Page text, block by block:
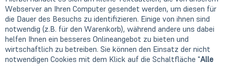
Dieses Gerät ist mit einem Aufkleber zu uns gekommen.
Dieser Aufkleber wird von uns entfernt, bevor wir das Gerät
verkaufen. Durch äußere Einflüsse, wie zum Beispiel
Sonneneinstrahlung, oder die Beschaffenheit des Klebers
kann es zu Verfärbungen der Oberfläche kommen. Es
Webserver an Ihren Computer gesendet werden, um diesen für
die Dauer des Besuchs zu identifizieren. Einige von ihnen sind
notwendig (z.B. für den Warenkorb), während andere uns dabei
helfen Ihnen ein besseres Onlineangebot zu bieten und
wirtschaftlich zu betreiben. Sie können den Einsatz der nicht
notwendigen Cookies mit dem Klick auf die Schaltfläche "Alle